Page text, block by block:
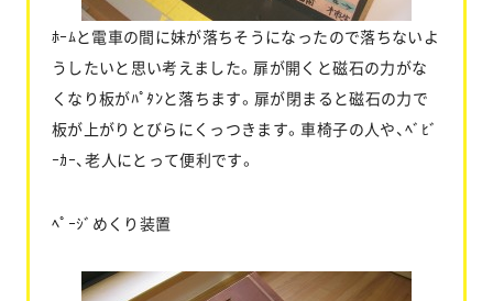
ﾎｰﾑと電車の間に妹が落ちそうになったので落ちないよ
うしたいと思い考えました。扉が開くと磁石の力がな
くなり板がﾊﾟﾀﾝと落ちます。扉が閉まると磁石の力で
板が上がりとびらにくっつきます。車椅子の人や、ﾍﾞﾋﾞ
ｰｶｰ、老人にとって便利です。
ﾍﾟｰｼﾞめくり装置